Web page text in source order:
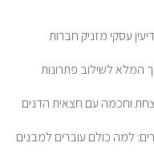
עסקי מזניק חברות
לשילוב פתרונות
וחכמה עם חצאית הדנים
למה כולם עוברים למבנים